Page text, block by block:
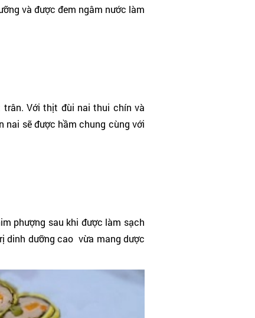
và được đem ngâm nước làm
trân. Với thịt đùi nai thui chín và
nai sẽ được hầm chung cùng với
phượng sau khi được làm sạch
dinh dưỡng cao vừa mang dược